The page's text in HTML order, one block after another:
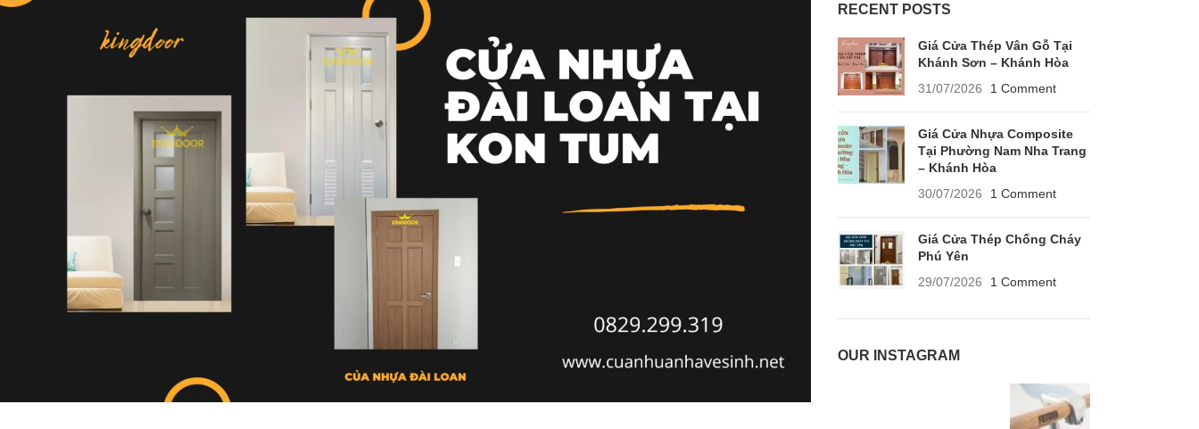
RECENT POSTS
Giá Cửa Thép Vân Gỗ Tại
Khánh Sơn – Khánh Hòa
31/07/2026
1 Comment
Giá Cửa Nhựa Composite
Tại Phường Nam Nha Trang
– Khánh Hòa
30/07/2026
1 Comment
Giá Cửa Thép Chống Cháy
Phú Yên
29/07/2026
1 Comment
OUR INSTAGRAM